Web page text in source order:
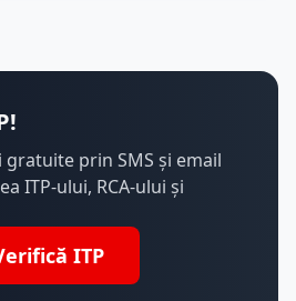
prin SMS și email
ITP-ului, RCA-ului și
ITP